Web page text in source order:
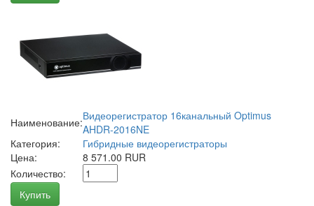
Наименование:Видеорегистратор 16канальный Optimus
AHDR-2016NE
Категория:
Гибридные видеорегистраторы
Цена:
8 571.00 RUR
Количество:
Купить